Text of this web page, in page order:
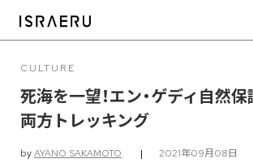
CULTURE
死海を一望！エン・ゲディ自然
両方トレッキング
byAYANO SAKAMOTO | 2021年09月08日